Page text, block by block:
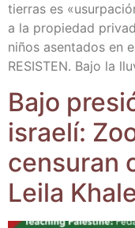
tie­rras es
a la pro­pie­dad
niños asen­ta­dos en
RESISTEN. Bajo la
Bajo
israe­lí:
cen­su­ran
Lei­la